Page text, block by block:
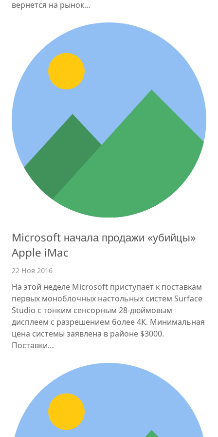
вернется на рынок…
Microsoft начала продажи «убийцы»
Apple iMac
22 Ноя 2016
На этой неделе Microsoft приступает к поставкам
первых моноблочных настольных систем Surface
Studio с тонким сенсорным 28-дюймовым
дисплеем с разрешением более 4К. Минимальная
цена системы заявлена в районе $3000.
Поставки…